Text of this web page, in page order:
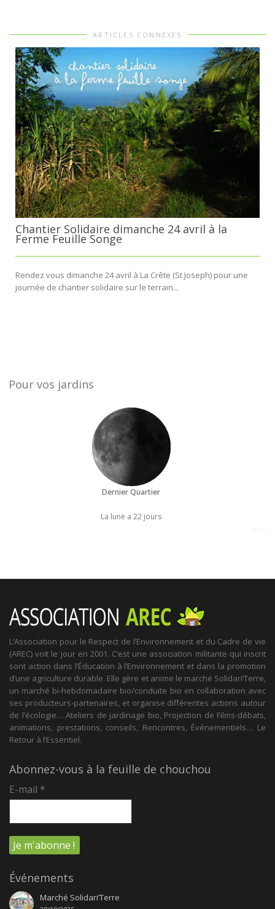
ARTICLES CONNEXES
Chantier Solidaire dimanche 24 avril à la
Ferme Feuille Songe
Rendez vous dimanche 24 avril à La Crête (St Joseph) pour une
journée de chantier solidaire sur le terrain...
Pour vos jardins
Dernier Quartier
La lune a 22 jours
L’Association pour le Respect de l’Environnement et du Cadre de vie
(AREC) voit le jour en 2001. C’est une association militante qui inscrit
sont action dans l’Éducation à l’Environnement et dans la promotion
d’une agriculture durable. Elle gère et anime le marché Solidari’Terre,
un marché bi-hebdomadaire bio/conduite bio en collaboration avec
ses producteurs-partenaires, et organise différentes actions autour
de l’écologie… Ateliers de jardinage bio, Projection de Films-débats,
animations, prestations, conseils, Rencontres, Événementiels… Le
Retour à l’Essentiel.
Abonnez-vous à la feuille de chouchou
E-mail *
Événements
Marché Solidari’Terre